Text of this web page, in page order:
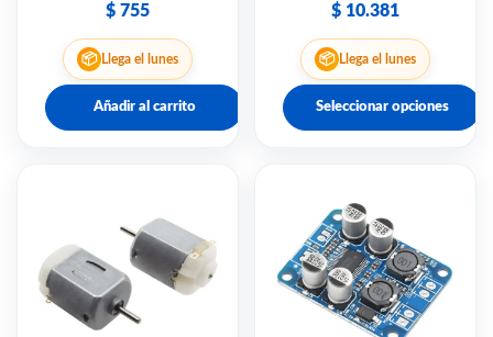
$ 755
📦 Llega el lunes
Añadir al carrito
$ 10.381
📦 Llega el lunes
Seleccionar opciones